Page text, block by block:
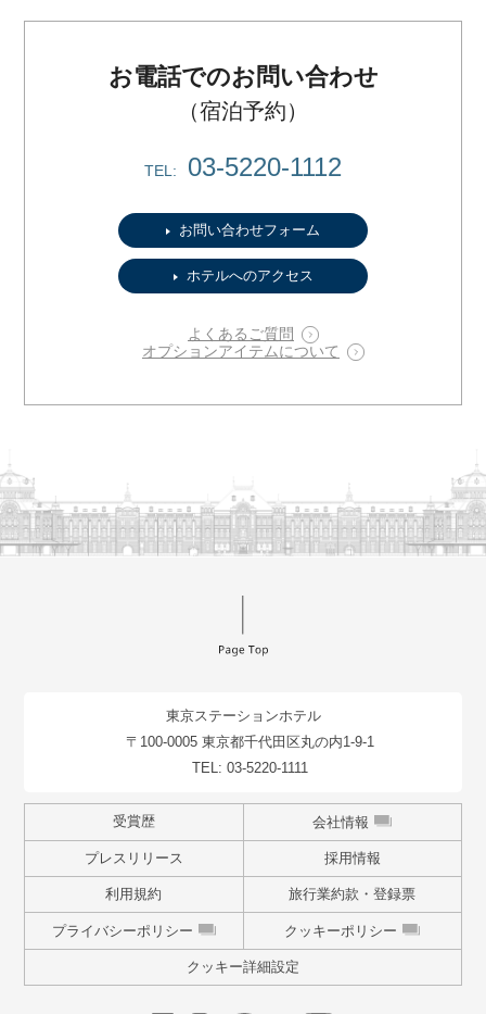
お電話でのお問い合わせ
（宿泊予約）
TEL: 03-5220-1112
お問い合わせフォーム
ホテルへのアクセス
よくあるご質問
オプションアイテムについて
東京ステーションホテル
〒100-0005 東京都千代田区丸の内1-9-1
TEL: 03-5220-1111
受賞歴 会社情報
プレスリリース 採用情報
利用規約 旅行業約款・登録票
プライバシーポリシー クッキーポリシー
クッキー詳細設定